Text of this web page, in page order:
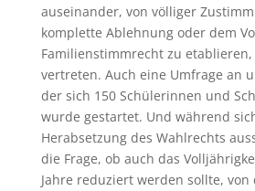
auseinander, von völliger
komplette Ablehnung oder dem
Familienstimmrecht zu etablieren,
vertreten. Auch eine Umfrage an
der sich 150 Schülerinnen und
wurde gestartet. Und während
Herabsetzung des Wahlrechts
die Frage, ob auch das
Jahre reduziert werden sollte,